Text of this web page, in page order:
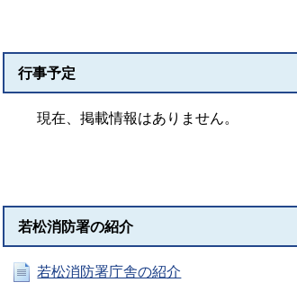
行事予定
現在、掲載情報はありません。
若松消防署の紹介
若松消防署庁舎の紹介